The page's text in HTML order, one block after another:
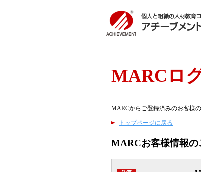
MARCロ
MARCからご登録済みのお客様
トップページに戻る
MARCお客様情報の